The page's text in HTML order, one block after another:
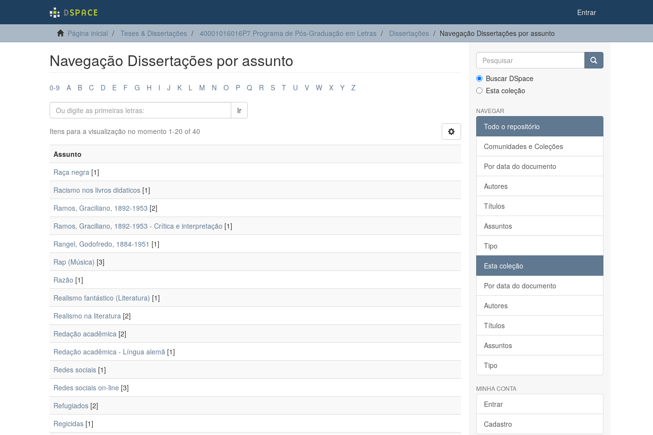
Entrar
Página inicial Teses & Dissertações 40001016016P7 Programa de Pós-Graduação em Letras Dissertações Navegação Dissertações por assunto
Navegação Dissertações por assunto
0-9 A B C D E F G H I J K L M N O P Q R S T U V W X Y Z
Ir
Itens para a visualização no momento 1-20 of 40
Assunto
Raça negra [1]
Racismo nos livros didaticos [1]
Ramos, Graciliano, 1892-1953 [2]
Ramos, Graciliano, 1892-1953 - Crítica e interpretação [1]
Rangel, Godofredo, 1884-1951 [1]
Rap (Música) [3]
Razão [1]
Realismo fantástico (Literatura) [1]
Realismo na literatura [2]
Redação acadêmica [2]
Redação acadêmica - Língua alemã [1]
Redes sociais [1]
Redes sociais on-line [3]
Refugiados [2]
Regicidas [1]
Buscar DSpace
Esta coleção
NAVEGAR
Todo o repositório
Comunidades e Coleções
Por data do documento
Autores
Títulos
Assuntos
Tipo
Esta coleção
Por data do documento
Autores
Títulos
Assuntos
Tipo
MINHA CONTA
Entrar
Cadastro